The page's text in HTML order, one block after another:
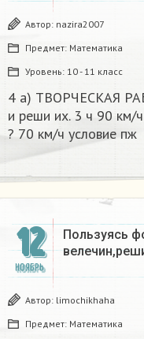
Автор: nazira2007
Предмет: Математика
Уровень: 10 - 11 класс
4 a) ТВОРЧЕСКАЯ
и реши их. 3 ч 90 км/
? 70 км/ч условие пж​
12
НОЯБРЬ
Пользуясь
Автор: limochikhaha
Предмет: Математика